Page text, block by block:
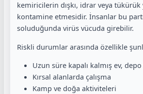
kemiricilerin dışkı, idrar veya tükürük
kontamine etmesidir. İnsanlar bu
soluduğunda virüs vücuda girebilir.
Riskli durumlar arasında özellikle
Uzun süre kapalı kalmış ev,
Kırsal alanlarda çalışma
Kamp ve doğa aktiviteleri